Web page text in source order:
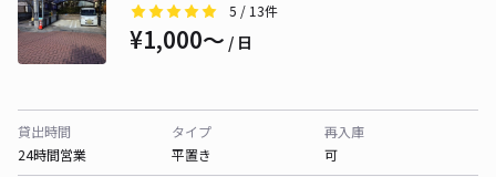
5 / 13件
¥1,000〜 / 日
貸出時間
24時間営業
タイプ
平置き
再入庫
可